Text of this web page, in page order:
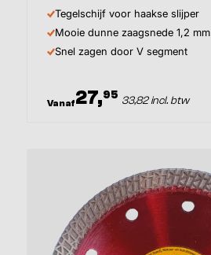
Tegelschijf voor haakse slijper
Mooie dunne zaagsnede 1,2 mm
Snel zagen door V segment
Vanaf27,95 33,82 incl. btw